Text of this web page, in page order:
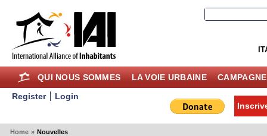
QUI NOUS SOMMES LA VOIE URBAINE
Register
Login
Home » Nouvelles